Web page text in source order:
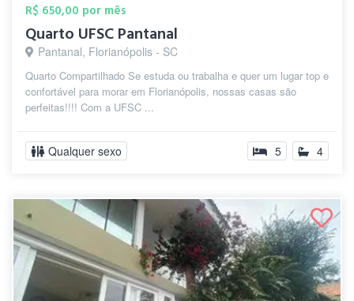
R$ 650,00 por mês
Quarto UFSC Pantanal
Pantanal, Florianópolis - SC
Quarto Compartilhado Se estuda ou trabalha e quer um lugar top e
confortável para morar em Florianópolis, nossas casas são
perfeitas!!!! Com a UFSC ...
Qualquer sexo 5 4